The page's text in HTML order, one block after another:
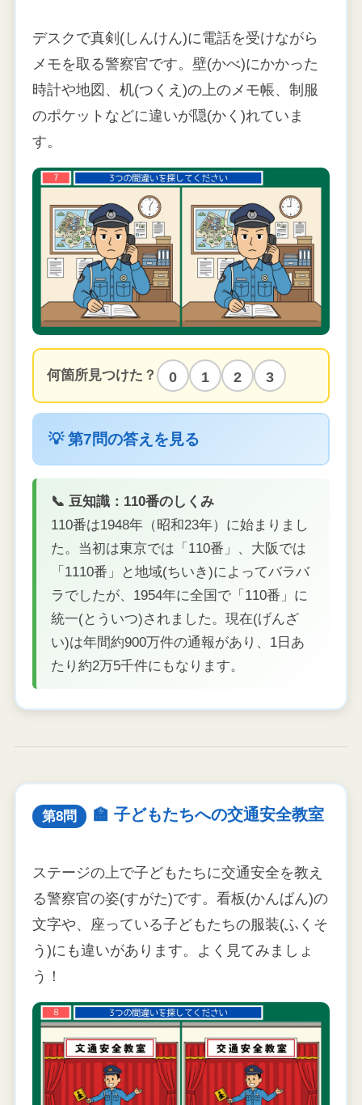
デスクで真剣(しんけん)に電話を受けながら
メモを取る警察官です。壁(かべ)にかかった
時計や地図、机(つくえ)の上のメモ帳、制服
のポケットなどに違いが隠(かく)れていま
す。
何箇所見つけた？ 0 1 2 3
💡 第7問の答えを見る
📞 豆知識：110番のしくみ
110番は1948年（昭和23年）に始まりまし
た。当初は東京では「110番」、大阪では
「1110番」と地域(ちいき)によってバラバ
ラでしたが、1954年に全国で「110番」に
統一(とういつ)されました。現在(げんざ
い)は年間約900万件の通報があり、1日あ
たり約2万5千件にもなります。
第8問 🏫 子どもたちへの交通安全教室
ステージの上で子どもたちに交通安全を教え
る警察官の姿(すがた)です。看板(かんばん)の
文字や、座っている子どもたちの服装(ふくそ
う)にも違いがあります。よく見てみましょ
う！